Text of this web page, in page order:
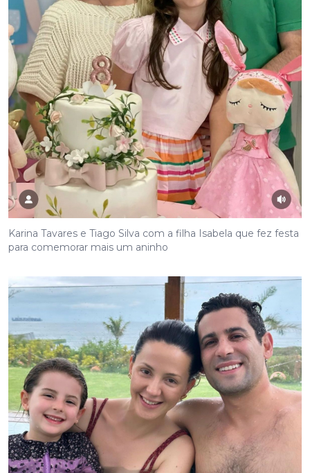
Karina Tavares e Tiago Silva com a filha Isabela que fez festa
para comemorar mais um aninho